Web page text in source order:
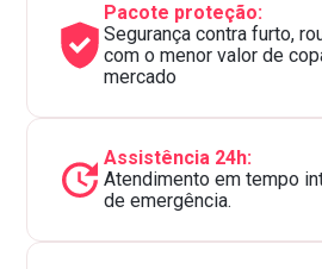
Pacote proteção:
Segurança contra furto,
com o menor valor de
mercado
Assistência 24h:
Atendimento em tempo
de emergência.